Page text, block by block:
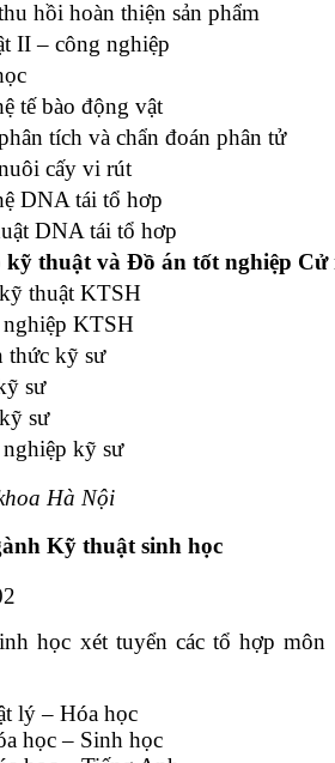
hồi hoàn thiện sản phẩm
II – công nghiệp
tế bào động vật
tích và chẩn đoán phân tử
cấy vi rút
DNA tái tổ hơp
DNA tái tổ hơp
kỹ thuật và Đồ án tốt nghiệp Cử
thuật KTSH
KTSH
thức kỹ sư
sư
sư
kỹ sư
Hà Nội
Kỹ thuật sinh học
học xét tuyển các tổ hợp môn
lý – Hóa học
học – Sinh học